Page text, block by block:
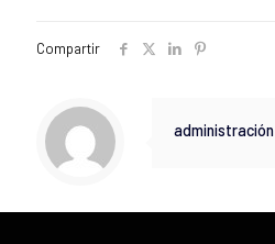
Compartir
administración